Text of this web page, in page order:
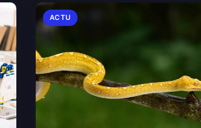
ACTU